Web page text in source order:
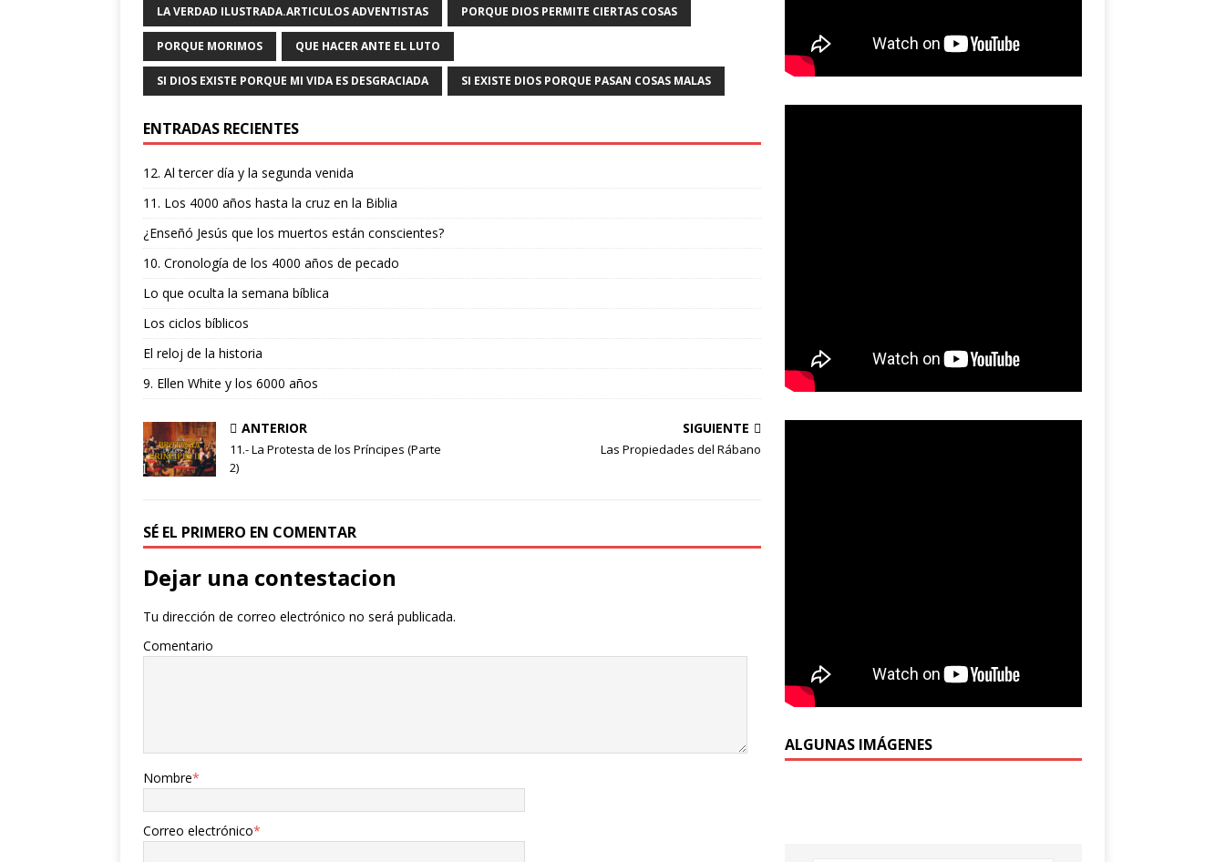
e
b
o
o
k
te
r
l s
A
p
p
g
ra
m
p
ar
ti
r
LA VERDAD ILUSTRADA.ARTICULOS ADVENTISTAS PORQUE DIOS PERMITE CIERTAS COSAS
PORQUE MORIMOS QUE HACER ANTE EL LUTO
SI DIOS EXISTE PORQUE MI VIDA ES DESGRACIADA SI EXISTE DIOS PORQUE PASAN COSAS MALAS
ENTRADAS RECIENTES
12. Al tercer día y la segunda venida
11. Los 4000 años hasta la cruz en la Biblia
¿Enseñó Jesús que los muertos están conscientes?
10. Cronología de los 4000 años de pecado
Lo que oculta la semana bíblica
Los ciclos bíblicos
El reloj de la historia
9. Ellen White y los 6000 años
ANTERIOR
11.- La Protesta de los Príncipes (Parte
2)
SIGUIENTE
Las Propiedades del Rábano
SÉ EL PRIMERO EN COMENTAR
Dejar una contestacion
Tu dirección de correo electrónico no será publicada.
Comentario
Nombre*
Correo electrónico*
ALGUNAS IMÁGENES